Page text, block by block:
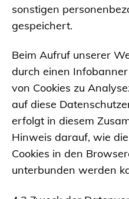
sonstigen
gespeichert.
Beim Aufruf unserer
durch einen
von Cookies zu
auf diese
erfolgt in diesem
Hinweis darauf, wie
Cookies in den
unterbunden werden